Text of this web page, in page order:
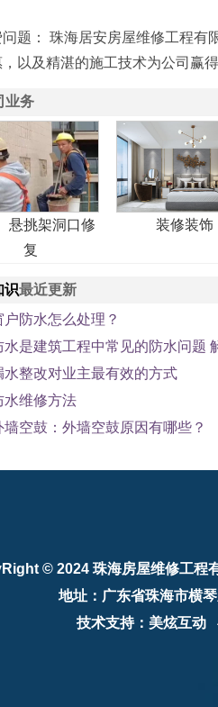
题： 珠海居安房屋维修工程有
以及精湛的施工技术为公司赢
业务
悬挑架洞口修
复
装修装饰
识最近更新
户防水怎么处理？
水是建筑工程中常见的防水问题
水整改对业主最有效的方式
水维修方法
墙空鼓：外墙空鼓原因有哪些？
© 2024 珠海房屋维修工程
地址：广东省珠海市横
技术支持：美炫互动